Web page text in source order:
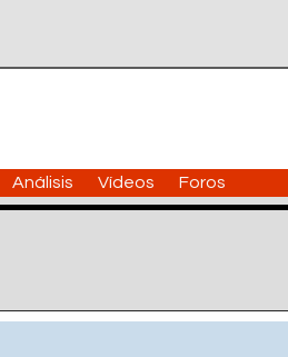
Análisis Vídeos Foros